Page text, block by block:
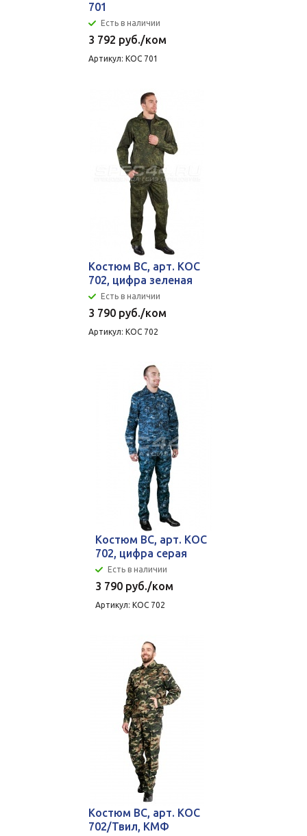
701
Есть в наличии
3 792 руб./ком
Артикул: КОС 701
Костюм ВС, арт. КОС
702, цифра зеленая
Есть в наличии
3 790 руб./ком
Артикул: КОС 702
Костюм ВС, арт. КОС
702, цифра серая
Есть в наличии
3 790 руб./ком
Артикул: КОС 702
Костюм ВС, арт. КОС
702/Твил, КМФ